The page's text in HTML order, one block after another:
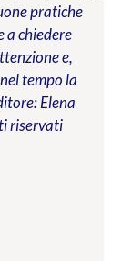
pratiche
a chiedere
e,
tempo la
Elena
riservati